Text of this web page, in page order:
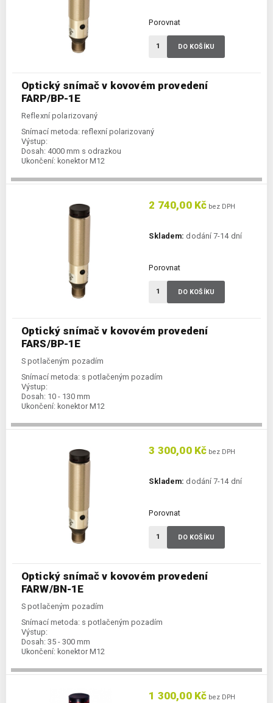
Optický snímač v kovovém provedení
FARP/BP-1E
Reflexní polarizovaný
Snímací metoda: reflexní polarizovaný
Výstup:
Dosah: 4000 mm s odrazkou
Ukončení: konektor M12
Porovnat
DO KOŠÍKU
Optický snímač v kovovém provedení
FARS/BP-1E
S potlačeným pozadím
Snímací metoda: s potlačeným pozadím
Výstup:
Dosah: 10 - 130 mm
Ukončení: konektor M12
2 740,00 Kč bez DPH
Skladem: dodání 7-14 dní
Porovnat
DO KOŠÍKU
Optický snímač v kovovém provedení
FARW/BN-1E
S potlačeným pozadím
Snímací metoda: s potlačeným pozadím
Výstup:
Dosah: 35 - 300 mm
Ukončení: konektor M12
3 300,00 Kč bez DPH
Skladem: dodání 7-14 dní
Porovnat
DO KOŠÍKU
1 300,00 Kč bez DPH